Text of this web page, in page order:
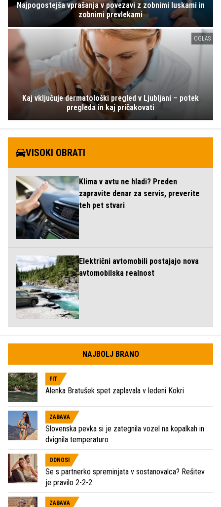
Najpogostejša vprašanja v povezavi z zobnimi luskami in
zobnimi prevlekami
OGLAS
Kaj vključuje dermatološki pregled v Ljubljani – potek
pregleda in kaj pričakovati
VISOKI OBRATI
Klima v avtu ne hladi? Preden
zapravite denar za servis, preverite
teh pet stvari
Električni avtomobili postajajo nova
avtomobilska realnost
NAJBOLJ BRANO
FIT
Alenka Bratušek spet zaplavala v ledeni Kokri
ZABAVA
Slovenska pevka si je zategnila vozel na kopalkah in
dvignila temperaturo
ODNOSI
Se s partnerko spreminjata v sostanovalca? Rešitev
je pravilo 2-2-2
ZABAVA